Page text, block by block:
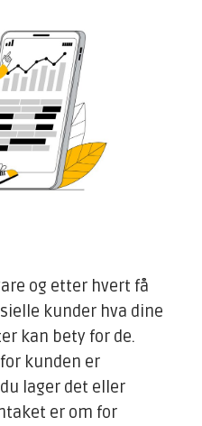
og etter hvert få
kunder hva dine
kan bety for de.
kunden er
lager det eller
er om for